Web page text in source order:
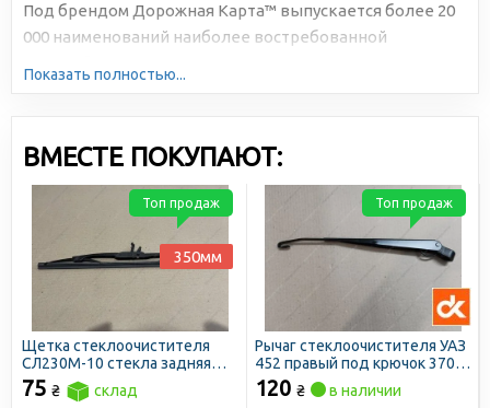
Под брендом Дорожная Карта™ выпускается более 20
000 наименований наиболее востребованной
Показать полностью...
ВМЕСТЕ ПОКУПАЮТ:
Щетка стеклоочистителя
СЛ230М-10 стекла задняя
МТЗ-80/82,УРАЛ и др. под
крюк 350мм (пр-во SILA)
75 ₴ склад
Топ продаж
350мм
Рычаг стеклоочистителя УАЗ
452 правый под крючок 370
мм (ДК)
120 ₴ в наличии
Топ продаж